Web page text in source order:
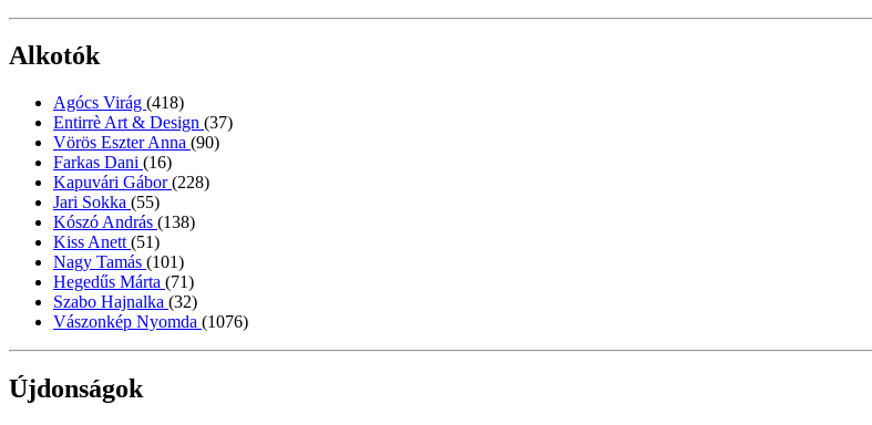
Alkotók
Agócs Virág (418)
Entirrè Art & Design (37)
Vörös Eszter Anna (90)
Farkas Dani (16)
Kapuvári Gábor(228)
Jari Sokka (55)
Kószó András (138)
Kiss Anett (51)
Nagy Tamás (101)
Hegedűs Márta (71)
Szabo Hajnalka (32)
Vászonkép Nyomda (1076)
Újdonságok